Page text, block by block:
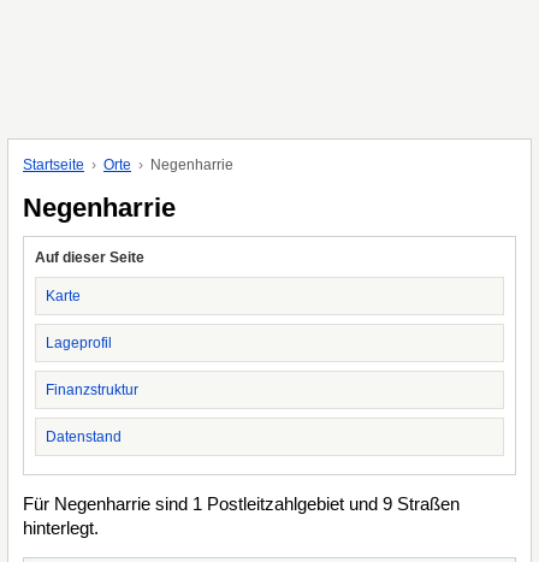
Startseite Orte Negenharrie
Negenharrie
Auf dieser Seite
Karte
Lageprofil
Finanzstruktur
Datenstand
Für Negenharrie sind 1 Postleitzahlgebiet und 9 Straßen
hinterlegt.